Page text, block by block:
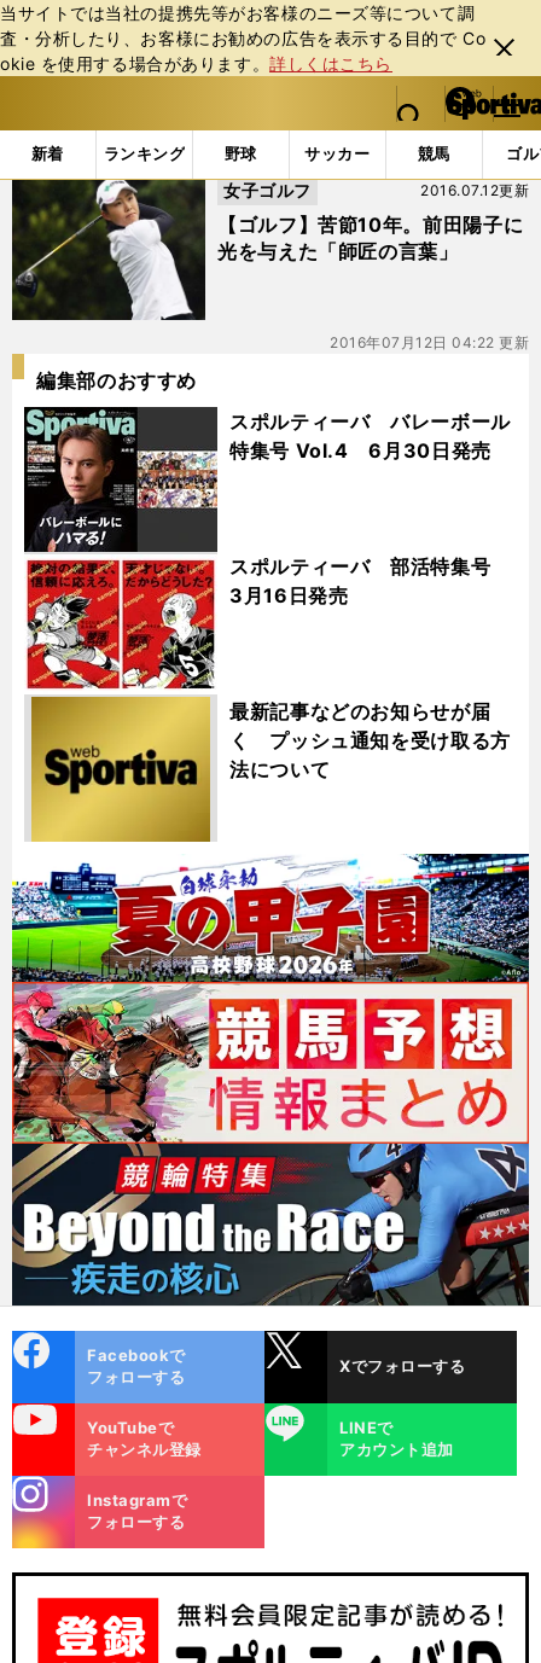
当サイトでは当社の提携先等がお客様のニーズ等について調
査・分析したり、お客様にお勧めの広告を表⽰する⽬的で Co
okie を使⽤する場合があります。詳しくはこちら
閉じ
る
web Sportiva (webスポルティーバ)
検索
マイペ
ー
ジ
メニュ
新着 ランキング 野球 サッカー 競馬 ゴ
b
ス
ル
ィ
ー
バ
「#ステップアップツアー」の最新ニュース・ 情報
【ゴルフ】苦節10年。前田陽子に
光を与えた「師匠の言葉」
2016.07.12更新
女子ゴルフ
2016年07月12日 04:22 更新
編集部のおすすめ
スポルティーバ バレーボール
特集号 Vol.4 6月30日発売
スポルティーバ 部活特集号
3月16日発売
最新記事などのお知らせが届
く プッシュ通知を受け取る方
法について
ok
Facebookで
フォローする
Xでフォローする
YouTubeで
チャンネル登録
LINE
LINEで
アカウント追加
m
Instagramで
フォローする